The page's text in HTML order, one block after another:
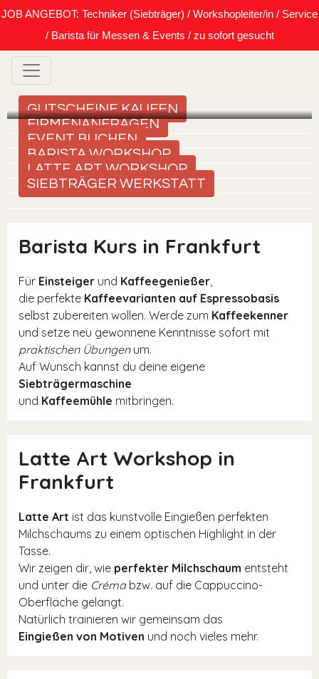
JOB ANGEBOT: Techniker (Siebträger) / Workshopleiter/in / Service
/ Barista für Messen & Events / zu sofort gesucht
GUTSCHEINE KAUFEN
FIRMENANFRAGEN
EVENT BUCHEN
BARISTA WORKSHOP
LATTE ART WORKSHOP
SIEBTRÄGER WERKSTATT
Barista Kurs in Frankfurt
Für Einsteiger und Kaffeegenießer,
die perfekte Kaffeevarianten auf Espressobasis
selbst zubereiten wollen. Werde zum Kaffeekenner
und setze neu gewonnene Kenntnisse sofort mit
praktischen Übungenum.
Auf Wunsch kannst du deine eigene
Siebträgermaschine
und Kaffeemühle mitbringen.
Latte Art Workshop in
Frankfurt
Latte Art ist das kunstvolle Eingießen perfekten
Milchschaums zu einem optischen Highlight in der
Tasse.
Wir zeigen dir, wie perfekter Milchschaum entsteht
und unter die Crémabzw. auf die Cappuccino-
Oberfläche gelangt.
Natürlich trainieren wir gemeinsam das
Eingießen von Motiven und noch vieles mehr.